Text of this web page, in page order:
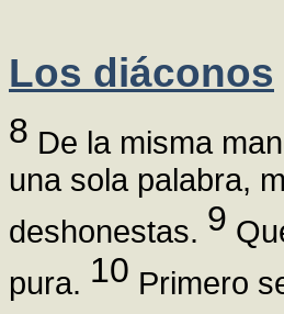
Los diáconos
8 De la misma
una sola palabra,
deshonestas. 9
pura. 10 Primero